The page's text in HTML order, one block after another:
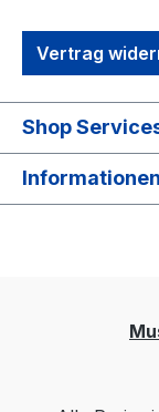
Vertrag
Shop
Informationen